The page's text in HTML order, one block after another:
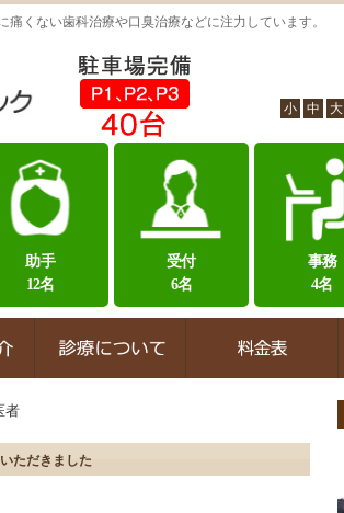
くない歯科治療や口臭治療などに注力しています。
小 中 大
助手
12名
受付
6名
事務
4名
者
ただきました